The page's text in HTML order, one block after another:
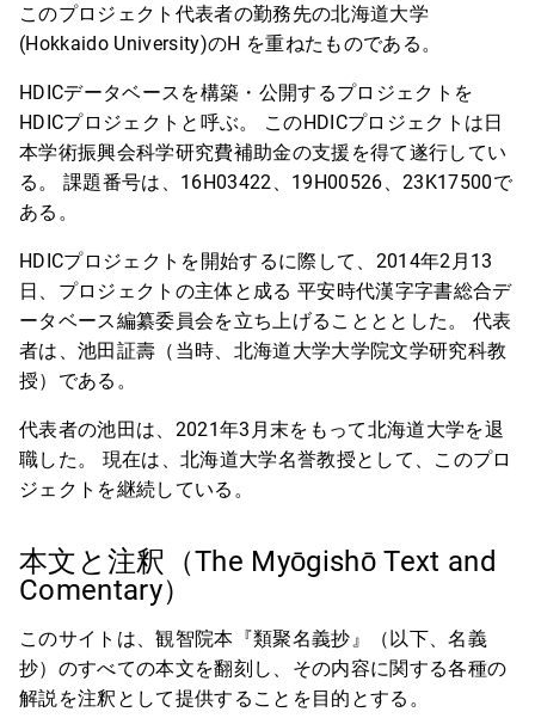
このプロジェクト代表者の勤務先の北海道大学
(Hokkaido University)のH を重ねたものである。
HDICデータベースを構築・公開するプロジェクトを
HDICプロジェクトと呼ぶ。 このHDICプロジェクトは日
本学術振興会科学研究費補助金の支援を得て遂行してい
る。 課題番号は、16H03422、19H00526、23K17500で
ある。
HDICプロジェクトを開始するに際して、2014年2月13
日、プロジェクトの主体と成る 平安時代漢字字書総合デ
ータベース編纂委員会を立ち上げることととした。 代表
者は、池田証壽（当時、北海道大学大学院文学研究科教
授）である。
代表者の池田は、2021年3月末をもって北海道大学を退
職した。 現在は、北海道大学名誉教授として、このプロ
ジェクトを継続している。
本文と注釈（The Myōgishō Text and
Comentary）
このサイトは、観智院本『類聚名義抄』（以下、名義
抄）のすべての本文を翻刻し、その内容に関する各種の
解説を注釈として提供することを目的とする。